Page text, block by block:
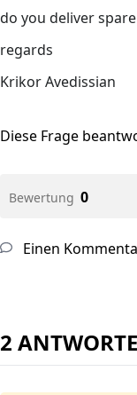
do you deliver
regards
Krikor Avedissian
Diese Frage
Bewertung 0
Einen
2